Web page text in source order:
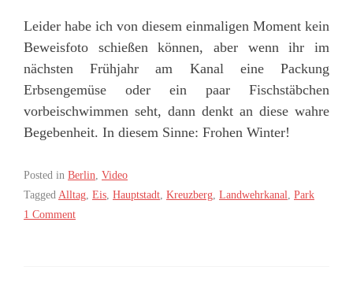
Leider habe ich von diesem einmaligen Moment kein
Beweisfoto schießen können, aber wenn ihr im
nächsten Frühjahr am Kanal eine Packung
Erbsengemüse oder ein paar Fischstäbchen
vorbeischwimmen seht, dann denkt an diese wahre
Begebenheit. In diesem Sinne: Frohen Winter!
Posted in Berlin, Video
Tagged Alltag, Eis, Hauptstadt, Kreuzberg, Landwehrkanal, Park
1 Comment